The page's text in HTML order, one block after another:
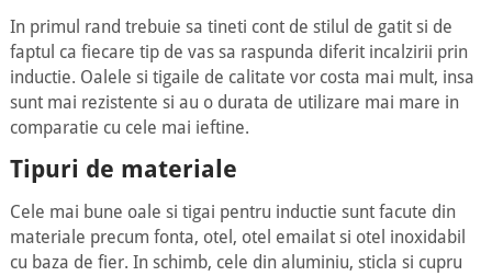
In primul rand trebuie sa tineti cont de stilul de gatit si de
faptul ca fiecare tip de vas sa raspunda diferit incalzirii prin
inductie. Oalele si tigaile de calitate vor costa mai mult, insa
sunt mai rezistente si au o durata de utilizare mai mare in
comparatie cu cele mai ieftine.
Tipuri de materiale
Cele mai bune oale si tigai pentru inductie sunt facute din
materiale precum fonta, otel, otel emailat si otel inoxidabil
cu baza de fier. In schimb, cele din aluminiu, sticla si cupru